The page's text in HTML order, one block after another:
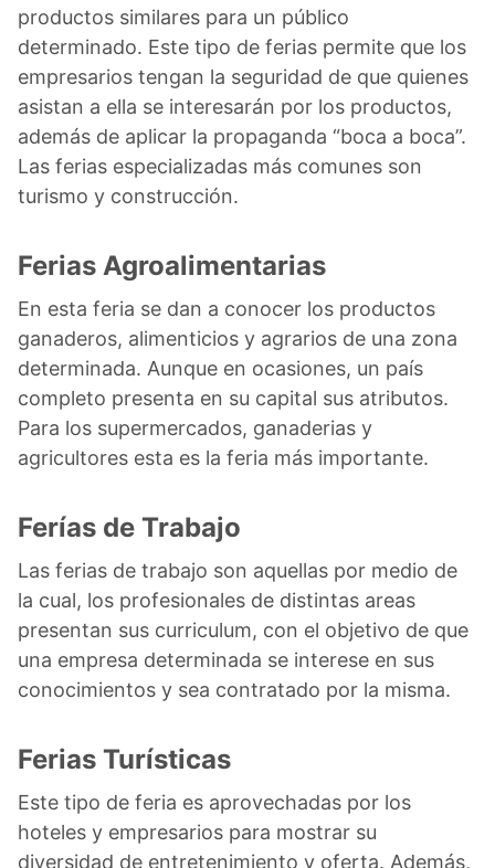
productos similares para un público
determinado. Este tipo de ferias permite que los
empresarios tengan la seguridad de que quienes
asistan a ella se interesarán por los productos,
además de aplicar la propaganda “boca a boca”.
Las ferias especializadas más comunes son
turismo y construcción.
Ferias Agroalimentarias
En esta feria se dan a conocer los productos
ganaderos, alimenticios y agrarios de una zona
determinada. Aunque en ocasiones, un país
completo presenta en su capital sus atributos.
Para los supermercados, ganaderias y
agricultores esta es la feria más importante.
Ferías de Trabajo
Las ferias de trabajo son aquellas por medio de
la cual, los profesionales de distintas areas
presentan sus curriculum, con el objetivo de que
una empresa determinada se interese en sus
conocimientos y sea contratado por la misma.
Ferias Turísticas
Este tipo de feria es aprovechadas por los
hoteles y empresarios para mostrar su
diversidad de entretenimiento y oferta. Además,